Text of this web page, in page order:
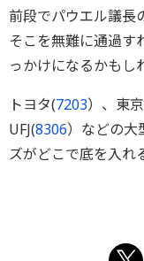
前段でパウエル議長
そこを無難に通過す
っかけになるかもし
トヨタ(7203）、東
UFJ(8306）などの大
ズがどこで底を入れ